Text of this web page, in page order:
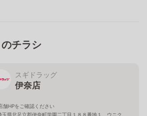
チラシ
スギドラッグ
伊奈店
舗HPをご確認ください
玉県北足立郡伊奈町学園二丁目１８８番地１ ウニク